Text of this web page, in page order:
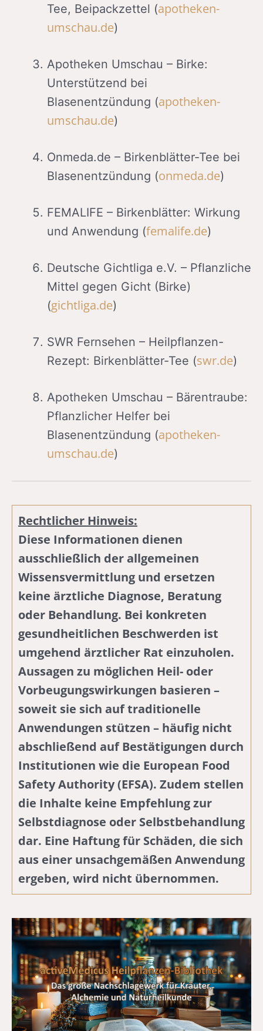
Tee, Beipackzettel (apotheken-
umschau.de)
Apotheken Umschau – Birke:
Unterstützend bei
Blasenentzündung (apotheken-
umschau.de)
Onmeda.de – Birkenblätter-Tee bei
Blasenentzündung (onmeda.de)
FEMALIFE – Birkenblätter: Wirkung
und Anwendung (femalife.de)
Deutsche Gichtliga e.V. – Pflanzliche
Mittel gegen Gicht (Birke)
(gichtliga.de)
SWR Fernsehen – Heilpflanzen-
Rezept: Birkenblätter-Tee (swr.de)
Apotheken Umschau – Bärentraube:
Pflanzlicher Helfer bei
Blasenentzündung (apotheken-
umschau.de)
Rechtlicher Hinweis:
Diese Informationen dienen
ausschließlich der allgemeinen
Wissensvermittlung und ersetzen
keine ärztliche Diagnose, Beratung
oder Behandlung. Bei konkreten
gesundheitlichen Beschwerden ist
umgehend ärztlicher Rat einzuholen.
Aussagen zu möglichen Heil- oder
Vorbeugungswirkungen basieren –
soweit sie sich auf traditionelle
Anwendungen stützen – häufig nicht
abschließend auf Bestätigungen durch
Institutionen wie die European Food
Safety Authority (EFSA). Zudem stellen
die Inhalte keine Empfehlung zur
Selbstdiagnose oder Selbstbehandlung
dar. Eine Haftung für Schäden, die sich
aus einer unsachgemäßen Anwendung
ergeben, wird nicht übernommen.